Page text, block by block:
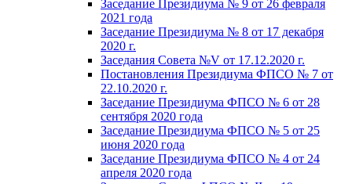
Заседание Президиума № 9 от 26 февраля
2021 года
Заседание Президиума № 8 от 17 декабря
2020 г.
Заседания Совета №V от 17.12.2020 г.
Постановления Президиума ФПСО № 7 от
22.10.2020 г.
Заседание Президиума ФПСО № 6 от 28
сентября 2020 года
Заседание Президиума ФПСО № 5 от 25
июня 2020 года
Заседание Президиума ФПСО № 4 от 24
апреля 2020 года